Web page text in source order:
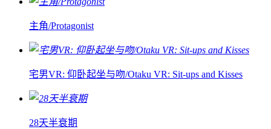
主角/Protagonist
宅男VR: 仰卧起坐与吻/Otaku VR: Sit-ups and Kisses
28天半衰期